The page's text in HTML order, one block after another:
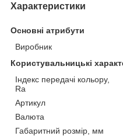
Характеристики
Основні атрибути
Виробник
Користувальницькі
Індекс передачі кольору,
Ra
Артикул
Валюта
Габаритний розмір, мм